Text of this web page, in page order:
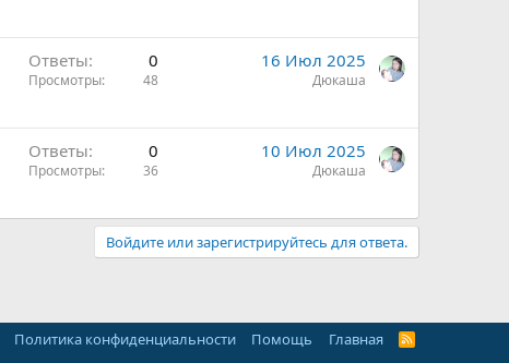
Ответы 0
Просмотры 48
16 Июл 2025
Дюкаша
Ответы 0
Просмотры 36
10 Июл 2025
Дюкаша
Войдите или зарегистрируйтесь для ответа.
Политика конфиденциальности Помощь Главная
R